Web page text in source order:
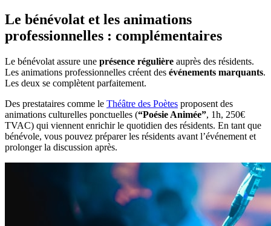
Le bénévolat et les animations
professionnelles : complémentaires
Le bénévolat assure une présence régulière auprès des résidents.
Les animations professionnelles créent des événements marquants.
Les deux se complètent parfaitement.
Des prestataires comme le Théâtre des Poètes proposent des
animations culturelles ponctuelles (“Poésie Animée”, 1h, 250€
TVAC) qui viennent enrichir le quotidien des résidents. En tant que
bénévole, vous pouvez préparer les résidents avant l’événement et
prolonger la discussion après.